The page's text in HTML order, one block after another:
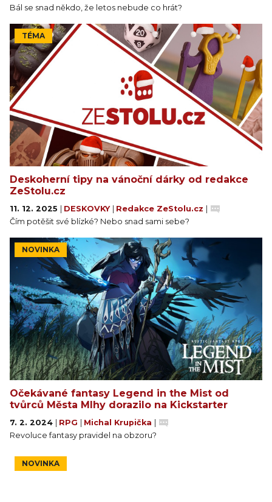
Bál se snad někdo, že letos nebude co hrát?
TÉMA
Deskoherní tipy na vánoční dárky od redakce
ZeStolu.cz
11. 12. 2025 DESKOVKY Redakce ZeStolu.cz
Čím potěšit své blízké? Nebo snad sami sebe?
NOVINKA
Očekávané fantasy Legend in the Mist od
tvůrců Města Mlhy dorazilo na Kickstarter
7. 2. 2024 RPG Michal Krupička
Revoluce fantasy pravidel na obzoru?
NOVINKA